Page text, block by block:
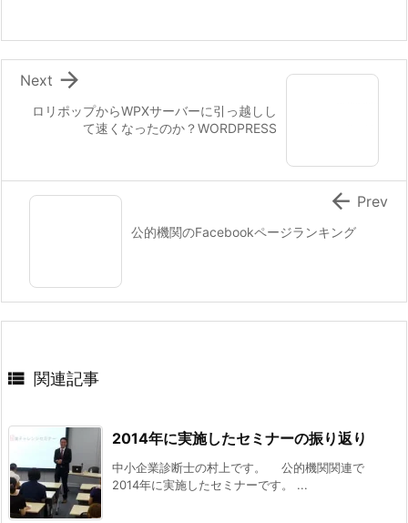
ロリポップからWPXサーバーに引っ越しし
て速くなったのか？WORDPRESS

Next
公的機関のFacebookページランキング
 Prev
 関連記事
2014年に実施したセミナーの振り返り
中小企業診断士の村上です。 公的機関関連で
2014年に実施したセミナーです。 ...